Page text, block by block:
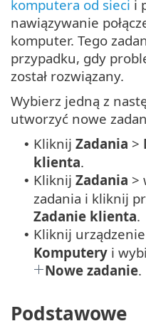
komputera od sieci i
nawiązywanie
komputer. Tego
przypadku, gdy
został rozwiązany.
Wybierz jedną z
utworzyć nowe
• Kliknij Zadania >
klienta.
• Kliknij Zadania >
zadania i kliknij
Zadanie klienta.
• Kliknij
Komputery i
Nowe zadanie.
Podstawowe